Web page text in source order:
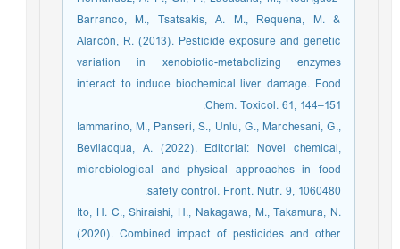
Barranco, M., Tsatsakis, A. M., Requena, M. &
Alarcón, R. (2013). Pesticide exposure and genetic
variation in xenobiotic-metabolizing enzymes
interact to induce biochemical liver damage. Food
Chem. Toxicol. 61, 144–151.
Iammarino, M., Panseri, S., Unlu, G., Marchesani, G.,
Bevilacqua, A. (2022). Editorial: Novel chemical,
microbiological and physical approaches in food
safety control. Front. Nutr. 9, 1060480.
Ito, H. C., Shiraishi, H., Nakagawa, M., Takamura, N.
(2020). Combined impact of pesticides and other